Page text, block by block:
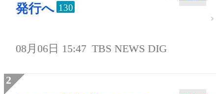
発行へ 130
08月06日 15:47 TBS NEWS DIG